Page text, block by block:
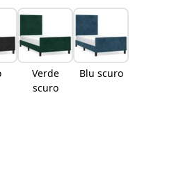
Verde
scuro
Blu scuro